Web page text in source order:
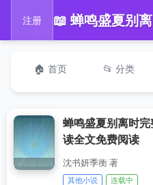
注册
🏠 首页 📂 分类
蝉鸣盛夏别离时
读全文免费阅读
沈书妍季衡 著
其他小说 连载中